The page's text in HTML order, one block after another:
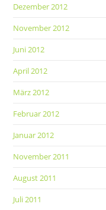
Dezember 2012
November 2012
Juni 2012
April 2012
März 2012
Februar 2012
Januar 2012
November 2011
August 2011
Juli 2011